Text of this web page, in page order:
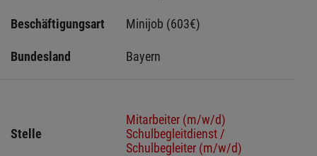
Beschäftigungsart Minijob (603€)
Bundesland Bayern
Stelle
Mitarbeiter (m/w/d)
Schulbegleitdienst /
Schulbegleiter (m/w/d)